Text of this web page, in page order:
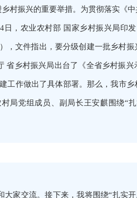
村振兴的重要举措。为贯彻落实《
，农业农村部 国家乡村振兴局印
，文件指出，要分级创建一批乡村振
省乡村振兴局出台了《全省乡村振兴
工作做出了具体部署。那么，我市
局党组成员、副局长王安麒围绕“
家交流。接下来，我将围绕“扎实